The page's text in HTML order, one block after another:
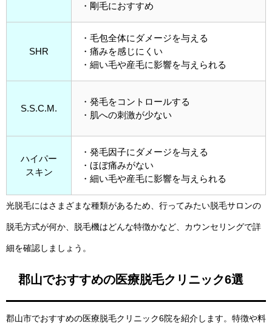
・剛毛におすすめ
SHR
・毛包全体にダメージを与える
・痛みを感じにくい
・細い毛や産毛に影響を与えられる
S.S.C.M.
・発毛をコントロールする
・肌への刺激が少ない
ハイパー
スキン
・発毛因子にダメージを与える
・ほぼ痛みがない
・細い毛や産毛に影響を与えられる
光脱毛にはさまざまな種類があるため、行ってみたい脱毛サロンの
脱毛方式が何か、脱毛機はどんな特徴かなど、カウンセリングで詳
細を確認しましょう。
郡山でおすすめの医療脱毛クリニック6選
郡山市でおすすめの医療脱毛クリニック6院を紹介します。特徴や料